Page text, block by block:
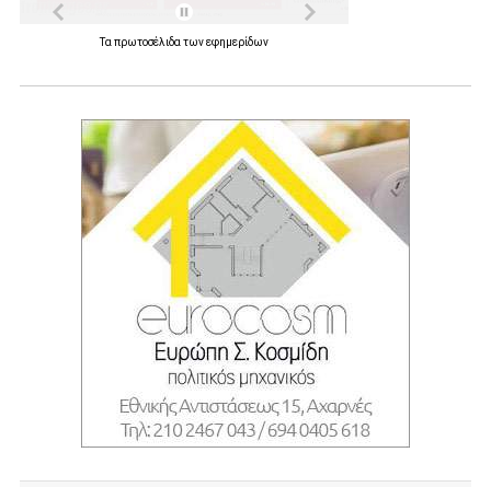
Ταπρωτοσέλιδατωνεφημερίδων